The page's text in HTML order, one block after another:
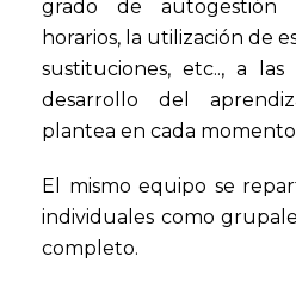
grado de autogestión
horarios, la utilización de
sustituciones, etc.., a las
desarrollo del
plantea en cada
El mismo equipo se
individuales como
completo.